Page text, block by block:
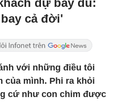
dự bay dù:
cả đời'
với những điều tôi
của mình. Phi ra khỏi
cứ như con chim được